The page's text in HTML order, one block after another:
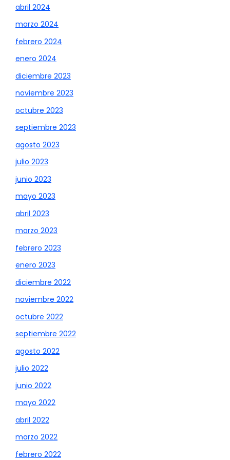
abril 2024
marzo 2024
febrero 2024
enero 2024
diciembre 2023
noviembre 2023
octubre 2023
septiembre 2023
agosto 2023
julio 2023
junio 2023
mayo 2023
abril 2023
marzo 2023
febrero 2023
enero 2023
diciembre 2022
noviembre 2022
octubre 2022
septiembre 2022
agosto 2022
julio 2022
junio 2022
mayo 2022
abril 2022
marzo 2022
febrero 2022